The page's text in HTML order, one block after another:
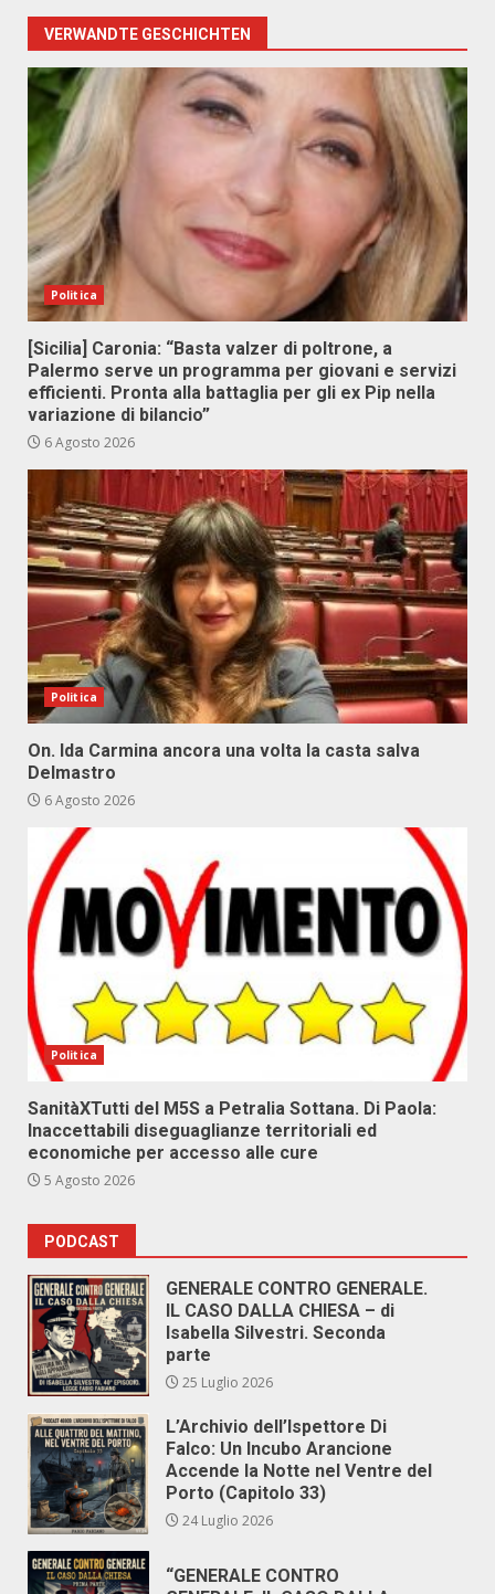
VERWANDTE GESCHICHTEN
Politica
[Sicilia] Caronia: “Basta valzer di poltrone, a
Palermo serve un programma per giovani e servizi
efficienti. Pronta alla battaglia per gli ex Pip nella
variazione di bilancio”
6 Agosto 2026
Politica
On. Ida Carmina ancora una volta la casta salva
Delmastro
6 Agosto 2026
Politica
SanitàXTutti del M5S a Petralia Sottana. Di Paola:
Inaccettabili diseguaglianze territoriali ed
economiche per accesso alle cure
5 Agosto 2026
PODCAST
GENERALE CONTRO GENERALE.
IL CASO DALLA CHIESA – di
Isabella Silvestri. Seconda
parte
25 Luglio 2026
L’Archivio dell’Ispettore Di
Falco: Un Incubo Arancione
Accende la Notte nel Ventre del
Porto (Capitolo 33)
24 Luglio 2026
“GENERALE CONTRO